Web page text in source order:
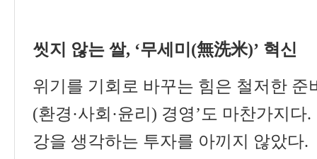
씻지 않는 쌀, ‘무세미 (無洗米)’ 혁신
위기를 기회로 바꾸는 힘은 철저한 준
(환경·사회 ·윤리 ) 경영’ 도 마찬가지다.
강을 생각하는 투자를 아끼지 않았다.